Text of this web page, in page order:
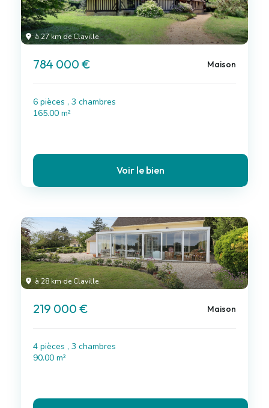
à 27 km de Claville
784 000 € Maison
6 pièces , 3 chambres
165.00 m²
Voir le bien
à 28 km de Claville
219 000 € Maison
4 pièces , 3 chambres
90.00 m²